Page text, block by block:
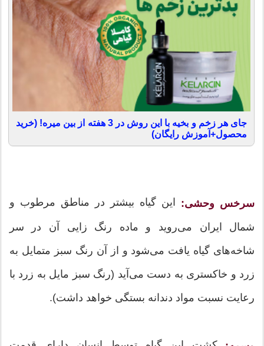
جای هر زخم و بخیه با این روش در 3 هفته از بین میره! (خرید
محصول+آموزش رایگان)
سرخس وحشی: این گیاه بیشتر در مناطق مرطوب و
شمال ایران می‌روید و ماده رنگ زایی آن در سر
شاخه‌های گیاه یافت می‌شود و از آن رنگ سبز متمایل به
زرد و خاکستری به دست می‌آید (رنگ سبز مایل به زرد با
رعایت نسبت مواد دندانه بستگی خواهد داشت).